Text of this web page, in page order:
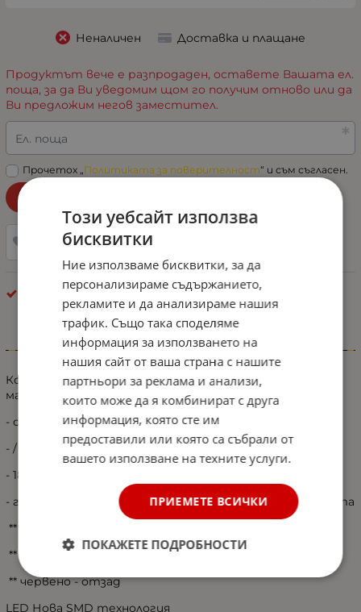
Неналичен Доставка и плащане
Продуктът вече е разпродаден, оставете Вашата ел.
поща, за да Ви уведомим щом го получим отново или да
Ви предложим негов заместител.
Ел. поща
Прочетох „ Политиката за поверителност“ и съм съгласен.
Добави в любими
Габарити - Рогчета
Информация
Комплект от два броя - LED странични рогчета/
маркери
- с всички габаритни светлини
- / бяло <-[оранжево]-> червено / -
- 18.5см височина
- габаритни светлини за камиони, тирове и ремаркета
** бяло - отпред
** оранжево - отстрани
** червено - отзад
LED Нова SMD технология
Този уебсайт използва
бисквитки
Ние използваме бисквитки, за да
персонализираме съдържанието,
рекламите и да анализираме нашия
трафик. Също така споделяме
информация за използването на
нашия сайт от ваша страна с нашите
партньори за реклама и анализи,
които може да я комбинират с друга
информация, която сте им
предоставили или която са събрали от
вашето използване на техните услуги.
ПРИЕМЕТЕ ВСИЧКИ
ПОКАЖЕТЕ ПОДРОБНОСТИ